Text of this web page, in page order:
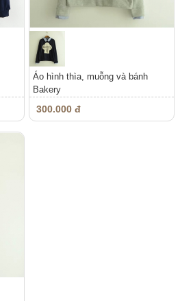
Áo hình thìa, muỗng và bánh
Bakery
300.000 đ